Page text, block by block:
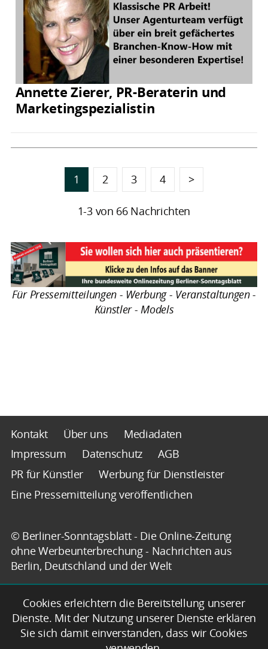
Annette Zierer, PR-Beraterin und
Marketingspezialistin
1 2 3 4 >
1-3 von 66 Nachrichten
Für Pressemitteilungen - Werbung - Veranstaltungen -
Künstler - Models
Kontakt Über uns
Mediadaten
Impressum
Datenschutz
AGB
PR für Künstler
Werbung für Dienstleister
Eine Pressemitteilung veröffentlichen
© Berliner-Sonntagsblatt - Die Online-Zeitung
ohne Werbeunterbrechung - Nachrichten aus
Berlin, Deutschland und der Welt
Cookies erleichtern die Bereitstellung unserer
Dienste. Mit der Nutzung unserer Dienste erklären
Sie sich damit einverstanden, dass wir Cookies